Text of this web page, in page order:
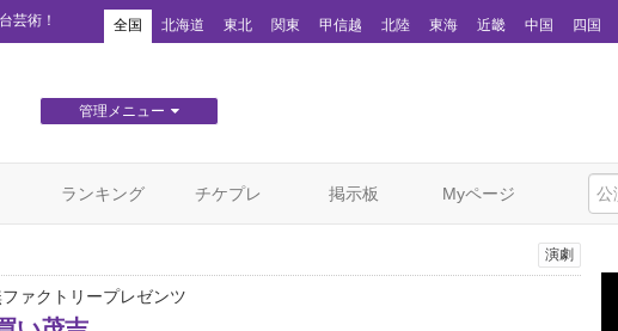
芸術！ 全国 北海道 東北 関東 甲信越 北陸 東海 近畿 中国 四国
管理メニュー
ランキング チケプレ 掲示板 Myページ
演劇
ァクトリープレゼンツ